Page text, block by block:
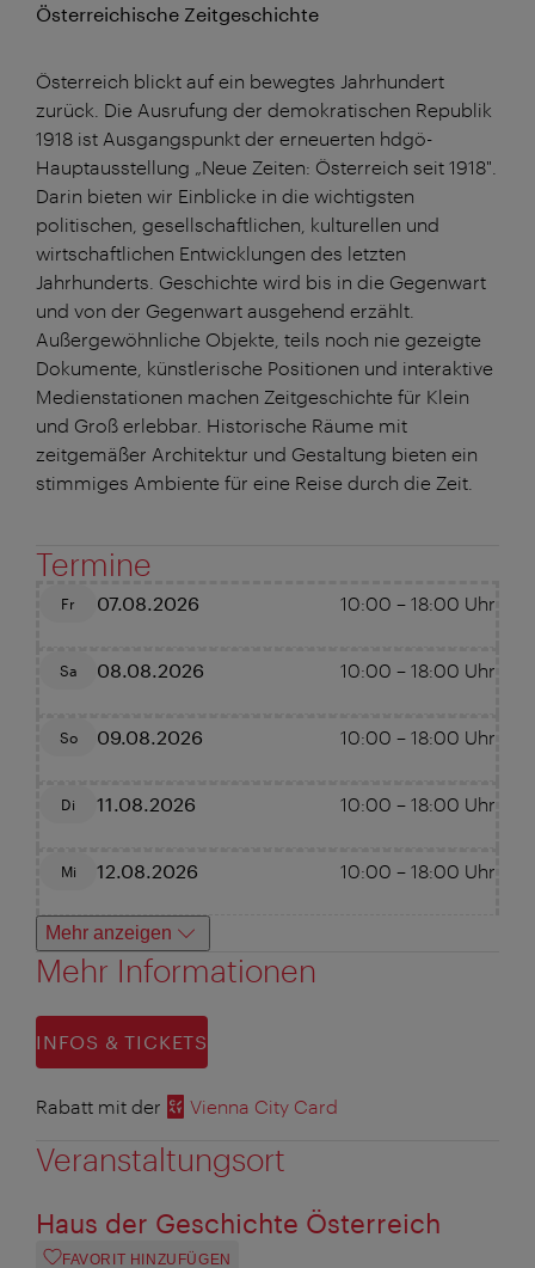
Österreichische Zeitgeschichte
Österreich blickt auf ein bewegtes Jahrhundert
zurück. Die Ausrufung der demokratischen Republik
1918 ist Ausgangspunkt der erneuerten hdgö-
Hauptausstellung „Neue Zeiten: Österreich seit 1918".
Darin bieten wir Einblicke in die wichtigsten
politischen, gesellschaftlichen, kulturellen und
wirtschaftlichen Entwicklungen des letzten
Jahrhunderts. Geschichte wird bis in die Gegenwart
und von der Gegenwart ausgehend erzählt.
Außergewöhnliche Objekte, teils noch nie gezeigte
Dokumente, künstlerische Positionen und interaktive
Medienstationen machen Zeitgeschichte für Klein
und Groß erlebbar. Historische Räume mit
zeitgemäßer Architektur und Gestaltung bieten ein
stimmiges Ambiente für eine Reise durch die Zeit.
Termine
Fr 07.08.2026 10:00 – 18:00 Uhr
Sa 08.08.2026 10:00 – 18:00 Uhr
So 09.08.2026 10:00 – 18:00 Uhr
Di 11.08.2026 10:00 – 18:00 Uhr
Mi 12.08.2026 10:00 – 18:00 Uhr
Mehr anzeigen
Mehr Informationen
INFOS & TICKETS
Rabatt mit der Vienna City Card
Veranstaltungsort
Haus der Geschichte Österreich
FAVORIT HINZUFÜGEN